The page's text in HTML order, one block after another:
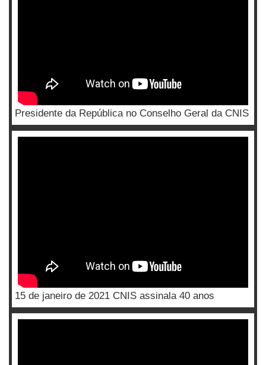
Presidente da República no Conselho Geral da CNIS
15 de janeiro de 2021 CNIS assinala 40 anos